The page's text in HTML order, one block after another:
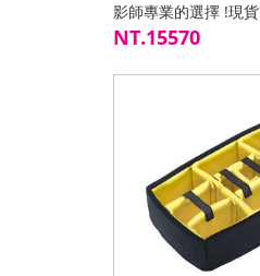
影師專業的選擇 !現貨
NT.15570